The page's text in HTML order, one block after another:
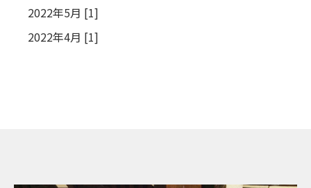
2022年5月 [1]
2022年4月 [1]